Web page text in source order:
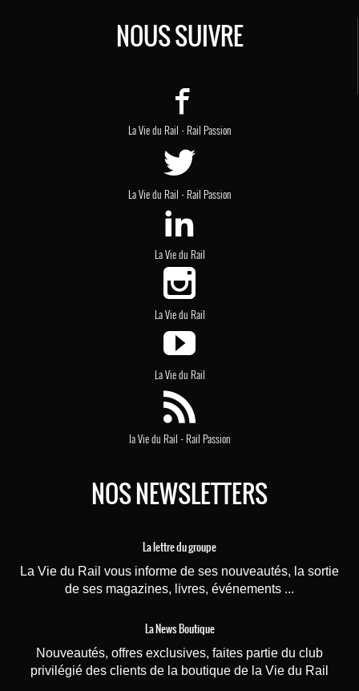
NOUS SUIVRE
La Vie du Rail - Rail Passion
La Vie du Rail - Rail Passion
La Vie du Rail
La Vie du Rail
La Vie du Rail
la Vie du Rail - Rail Passion
NOS NEWSLETTERS
La lettre du groupe
La Vie du Rail vous informe de ses nouveautés, la sortie
de ses magazines, livres, événements ...
La News Boutique
Nouveautés, offres exclusives, faites partie du club
privilégié des clients de la boutique de la Vie du Rail